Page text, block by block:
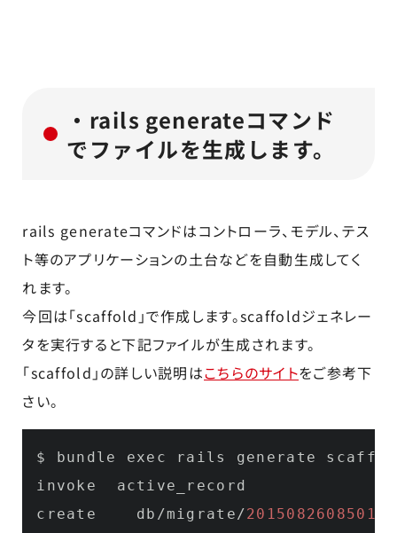
・rails generateコマンド
でファイルを生成します。
rails generateコマンドはコントローラ、モデル、テス
ト等のアプリケーションの土台などを自動生成してく
れます。
今回は「scaffold」で作成します。scaffoldジェネレー
タを実行すると下記ファイルが生成されます。
「scaffold」の詳しい説明はこちらのサイトをご参考下
さい。
$ bundle exec rails generate
invoke  active_record
create    db/migrate/20150826085018